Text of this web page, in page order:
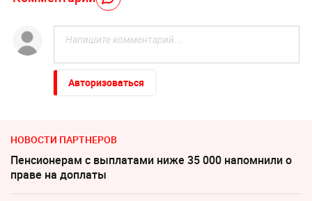
Авторизоваться
НОВОСТИ ПАРТНЕРОВ
Пенсионерам с выплатами ниже 35 000 напомнили о
праве на доплаты